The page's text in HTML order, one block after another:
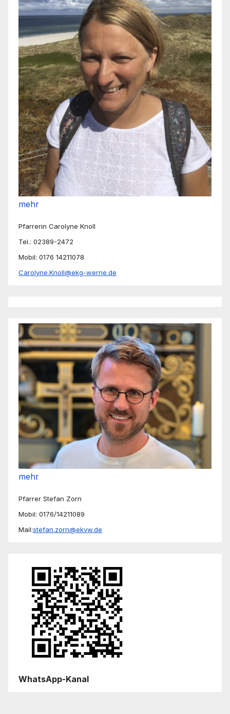
mehr
Pfarrerin Carolyne Knoll
Tel.: 02389-2472
Mobil: 0176 14211078
Carolyne.Knoll@ekg-werne.de
mehr
Pfarrer Stefan Zorn
Mobil: 0176/14211089
Mail:stefan.zorn@ekvw.de
WhatsApp-Kanal